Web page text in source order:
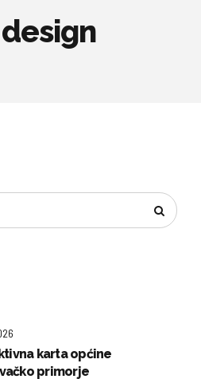
karta općine
primorje